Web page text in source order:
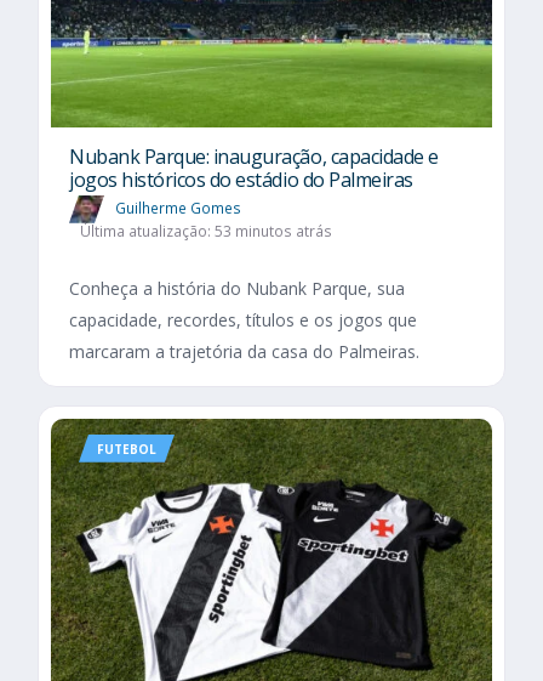
Nubank Parque: inauguração, capacidade e
jogos históricos do estádio do Palmeiras
Guilherme Gomes
Última atualização: 53 minutos atrás
Conheça a história do Nubank Parque, sua
capacidade, recordes, títulos e os jogos que
marcaram a trajetória da casa do Palmeiras.
FUTEBOL